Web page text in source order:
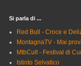
Si parla di ...
Red Bull - Croce e
MontagnaTV - Mai
MtbCult - Festival di
Istinto Selvatico